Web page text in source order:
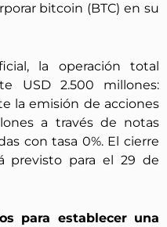
bitcoin (BTC) en su
la operación total
USD 2.500 millones:
la emisión de acciones
a través de notas
con tasa 0%. El cierre
previsto para el 29 de
para establecer una